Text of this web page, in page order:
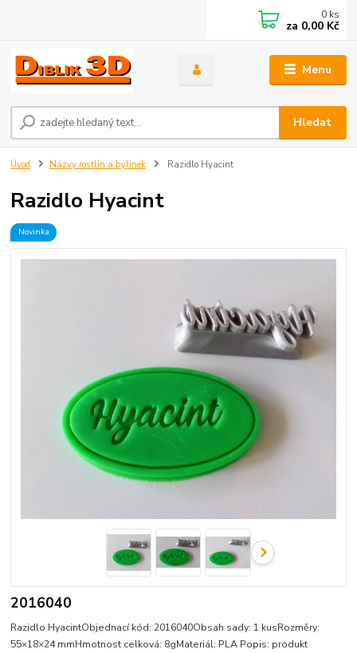
Menu
Hledat
0 ks
za 0,00 Kč
Úvod Názvy rostlin a bylinek Razidlo Hyacint
Razidlo Hyacint
Novinka
2016040
Razidlo HyacintObjednací kód: 2016040Obsah sady: 1 kusRozměry:
55×18×24 mmHmotnost celková: 8gMateriál: PLA Popis: produkt